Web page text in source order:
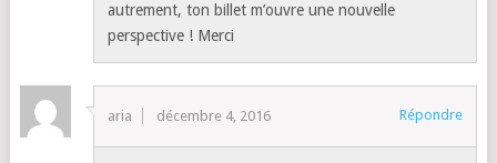
autrement, ton billet m’ouvre une nouvelle
perspective ! Merci
aria décembre 4, 2016 Répondre